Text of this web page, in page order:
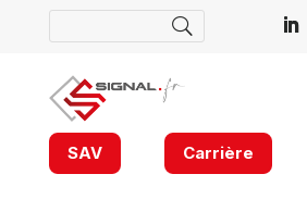
SAV Carrière